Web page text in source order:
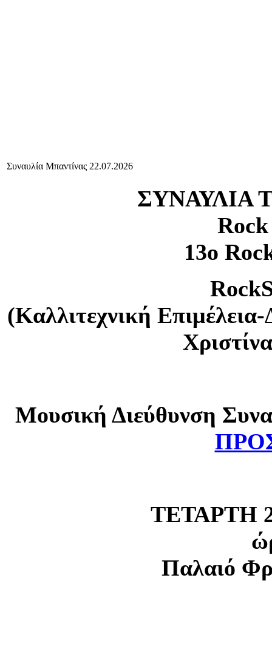
Συναυλία Μπαντίνας 22.07.2026
ΣΥΝΑΥΛΙΑ
Rock
13ο
(Καλλιτεχνική
Μουσική Διεύθυνση
ΤΕΤΑΡΤΗ
Παλαιό